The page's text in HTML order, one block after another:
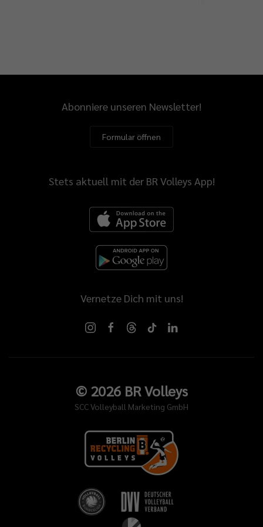
Abonniere unseren Newsletter!
Formular öffnen
Stets aktuell mit der BR Volleys App!
Vernetze Dich mit uns!
© 2026BR Volleys
SCC Volleyball Marketing GmbH